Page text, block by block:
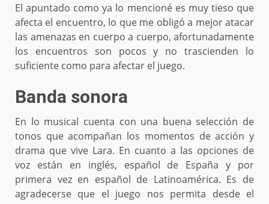
El apuntado como ya lo mencioné es muy tieso que
afecta el encuentro, lo que me obligó a mejor atacar
las amenazas en cuerpo a cuerpo, afortunadamente
los encuentros son pocos y no trascienden lo
suficiente como para afectar el juego.
Banda sonora
En lo musical cuenta con una buena selección de
tonos que acompañan los momentos de acción y
drama que vive Lara. En cuanto a las opciones de
voz están en inglés, español de España y por
primera vez en español de Latinoamérica. Es de
agradecerse que el juego nos permita desde el